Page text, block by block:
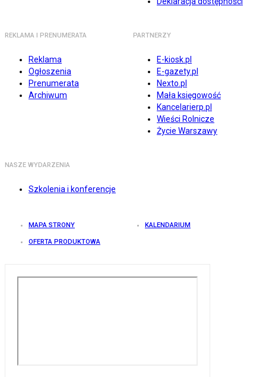
REKLAMA I PRENUMERATA
Reklama
Ogłoszenia
Prenumerata
Archiwum
PARTNERZY
E-kiosk.pl
E-gazety.pl
Nexto.pl
Mała księgowość
Kancelarierp.pl
Wieści Rolnicze
Życie Warszawy
NASZE WYDARZENIA
Szkolenia i konferencje
MAPA STRONY KALENDARIUM
OFERTA PRODUKTOWA